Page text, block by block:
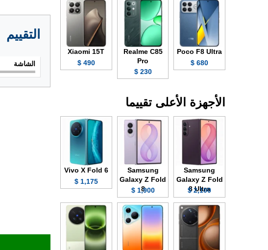
التقييم
الشاشة
Poco F8 Ultra
680 $
Realme C85
Pro
230 $
Xiaomi 15T
490 $
الأجهزة الأعلى تقييما
Samsung
Galaxy Z Fold
8 Ultra
2,100 $
Samsung
Galaxy Z Fold
8
1,900 $
Vivo X Fold 6
1,175 $